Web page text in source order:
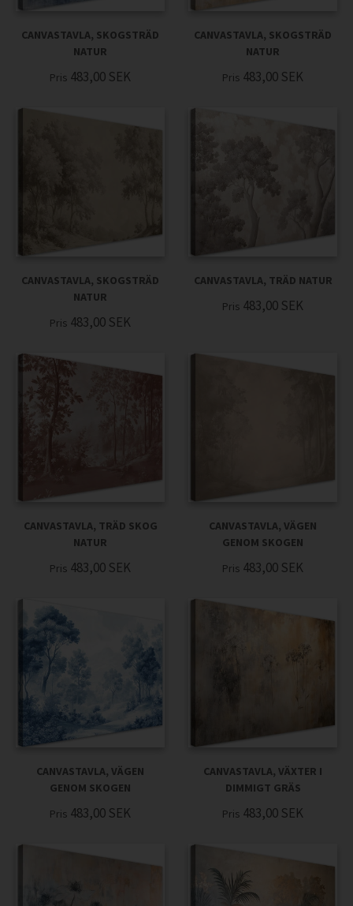
CANVASTAVLA, SKOGSTRÄD
NATUR
Pris 483,00 SEK
CANVASTAVLA, SKOGSTRÄD
NATUR
Pris 483,00 SEK
CANVASTAVLA, SKOGSTRÄD
NATUR
Pris 483,00 SEK
CANVASTAVLA, TRÄD NATUR
Pris 483,00 SEK
CANVASTAVLA, TRÄD SKOG
NATUR
Pris 483,00 SEK
CANVASTAVLA, VÄGEN
GENOM SKOGEN
Pris 483,00 SEK
CANVASTAVLA, VÄGEN
GENOM SKOGEN
Pris 483,00 SEK
CANVASTAVLA, VÄXTER I
DIMMIGT GRÄS
Pris 483,00 SEK